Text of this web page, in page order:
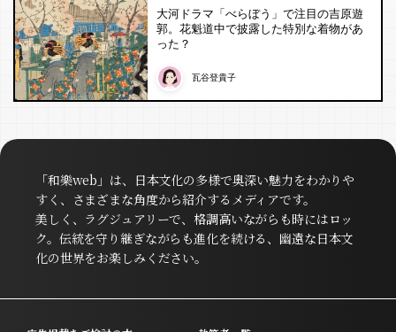
大河ドラマ「べらぼう」で注目の吉原遊
郭。花魁道中で披露した特別な着物があ
った？
瓦谷登貴子
「和樂web」は、日本文化の多様で奥深い魅力をわかりや
すく、さまざまな角度から紹介するメディアです。
美しく、ラグジュアリーで、格調高いながらも時にはロッ
ク。伝統を守り継ぎながらも進化を続ける、幽遠な日本文
化の世界をお楽しみください。